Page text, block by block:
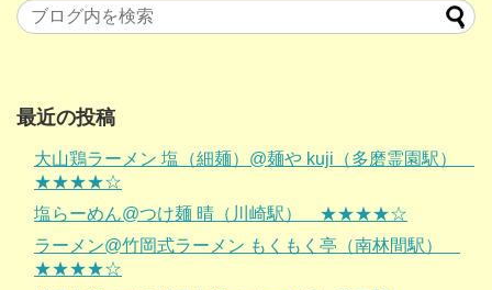
最近の投稿
大山鶏ラーメン 塩（細麺）@麺や kuji（多磨霊園駅）
★★★★☆
塩らーめん@つけ麺 晴（川崎駅） ★★★★☆
ラーメン@竹岡式ラーメン もくもく亭（南林間駅）
★★★★☆